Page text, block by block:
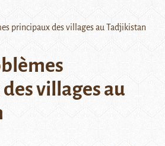
principaux des villages au Tadjikistan
villages au